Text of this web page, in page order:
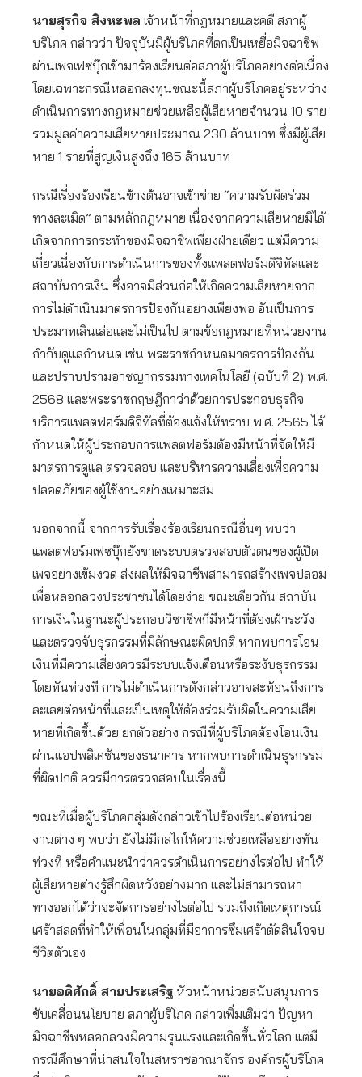
นายสุรกิจ สิงหะพล เจ้าหน้าที่กฎหมายและคดี สภาผู้
บริโภค กล่าวว่า ปัจจุบันมีผู้บริโภคที่ตกเป็นเหยื่อมิจฉาชีพ
ผ่านเพจเฟซบุ๊กเข้ามาร้องเรียนต่อสภาผู้บริโภคอย่างต่อเนื่อง
โดยเฉพาะกรณีหลอกลงทุนขณะนี้สภาผู้บริโภคอยู่ระหว่าง
ดำเนินการทางกฎหมายช่วยเหลือผู้เสียหายจำนวน 10 ราย
รวมมูลค่าความเสียหายประมาณ 230 ล้านบาท ซึ่งมีผู้เสีย
หาย 1 รายที่สูญเงินสูงถึง 165 ล้านบาท
กรณีเรื่องร้องเรียนข้างต้นอาจเข้าข่าย “ความรับผิดร่วม
ทางละเมิด” ตามหลักกฎหมาย เนื่องจากความเสียหายมิได้
เกิดจากการกระทำของมิจฉาชีพเพียงฝ่ายเดียว แต่มีความ
เกี่ยวเนื่องกับการดำเนินการของทั้งแพลตฟอร์มดิจิทัลและ
สถาบันการเงิน ซึ่งอาจมีส่วนก่อให้เกิดความเสียหายจาก
การไม่ดำเนินมาตรการป้องกันอย่างเพียงพอ อันเป็นการ
ประมาทเลินเล่อและไม่เป็นไป ตามข้อกฎหมายที่หน่วยงาน
กำกับดูแลกำหนด เช่น พระราชกำหนดมาตรการป้องกัน
และปราบปรามอาชญากรรมทางเทคโนโลยี (ฉบับที่ 2) พ.ศ.
2568 และพระราชกฤษฎีกาว่าด้วยการประกอบธุรกิจ
บริการแพลตฟอร์มดิจิทัลที่ต้องแจ้งให้ทราบ พ.ศ. 2565 ได้
กำหนดให้ผู้ประกอบการแพลตฟอร์มต้องมีหน้าที่จัดให้มี
มาตรการดูแล ตรวจสอบ และบริหารความเสี่ยงเพื่อความ
ปลอดภัยของผู้ใช้งานอย่างเหมาะสม
นอกจากนี้ จากการรับเรื่องร้องเรียนกรณีอื่นๆ พบว่า
แพลตฟอร์มเฟซบุ๊กยังขาดระบบตรวจสอบตัวตนของผู้เปิด
เพจอย่างเข้มงวด ส่งผลให้มิจฉาชีพสามารถสร้างเพจปลอม
เพื่อหลอกลวงประชาชนได้โดยง่าย ขณะเดียวกัน สถาบัน
การเงินในฐานะผู้ประกอบวิชาชีพก็มีหน้าที่ต้องเฝ้าระวัง
และตรวจจับธุรกรรมที่มีลักษณะผิดปกติ หากพบการโอน
เงินที่มีความเสี่ยงควรมีระบบแจ้งเตือนหรือระงับธุรกรรม
โดยทันท่วงที การไม่ดำเนินการดังกล่าวอาจสะท้อนถึงการ
ละเลยต่อหน้าที่และเป็นเหตุให้ต้องร่วมรับผิดในความเสีย
หายที่เกิดขึ้นด้วย ยกตัวอย่าง กรณีที่ผู้บริโภคต้องโอนเงิน
ผ่านแอปพลิเคชันของธนาคาร หากพบการดำเนินธุรกรรม
ที่ผิดปกติ ควรมีการตรวจสอบในเรื่องนี้
ขณะที่เมื่อผู้บริโภคกลุ่มดังกล่าวเข้าไปร้องเรียนต่อหน่วย
งานต่าง ๆ พบว่า ยังไม่มีกลไกให้ความช่วยเหลืออย่างทัน
ท่วงที หรือคำแนะนำว่าควรดำเนินการอย่างไรต่อไป ทำให้
ผู้เสียหายต่างรู้สึกผิดหวังอย่างมาก และไม่สามารถหา
ทางออกได้ว่าจะจัดการอย่างไรต่อไป รวมถึงเกิดเหตุการณ์
เศร้าสลดที่ทำให้เพื่อนในกลุ่มที่มีอาการซึมเศร้าตัดสินใจจบ
ชีวิตตัวเอง
นายอดิศักดิ์ สายประเสริฐ หัวหน้าหน่วยสนับสนุนการ
ขับเคลื่อนนโยบาย สภาผู้บริโภค กล่าวเพิ่มเติมว่า ปัญหา
มิจฉาชีพหลอกลวงมีความรุนแรงและเกิดขึ้นทั่วโลก แต่มี
กรณีศึกษาที่น่าสนใจในสหราชอาณาจักร องค์กรผู้บริโภค